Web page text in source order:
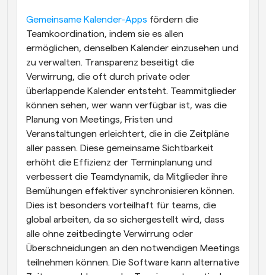
Gemeinsame Kalender-Apps fördern die
Teamkoordination, indem sie es allen
ermöglichen, denselben Kalender einzusehen und
zu verwalten. Transparenz beseitigt die
Verwirrung, die oft durch private oder
überlappende Kalender entsteht. Teammitglieder
können sehen, wer wann verfügbar ist, was die
Planung von Meetings, Fristen und
Veranstaltungen erleichtert, die in die Zeitpläne
aller passen. Diese gemeinsame Sichtbarkeit
erhöht die Effizienz der Terminplanung und
verbessert die Teamdynamik, da Mitglieder ihre
Bemühungen effektiver synchronisieren können.
Dies ist besonders vorteilhaft für teams, die
global arbeiten, da so sichergestellt wird, dass
alle ohne zeitbedingte Verwirrung oder
Überschneidungen an den notwendigen Meetings
teilnehmen können. Die Software kann alternative